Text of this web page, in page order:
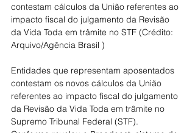
contestam cálculos da União referentes ao
impacto fiscal do julgamento da Revisão
da Vida Toda em trâmite no STF (Crédito:
Arquivo/Agência Brasil )
Entidades que representam aposentados
contestam os novos cálculos da União
referentes ao impacto fiscal do julgamento
da Revisão da Vida Toda em trâmite no
Supremo Tribunal Federal (STF).